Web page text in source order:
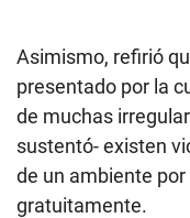
Asimismo, refirió
presentado por la
de muchas
sustentó- existen
de un ambiente
gratuitamente.